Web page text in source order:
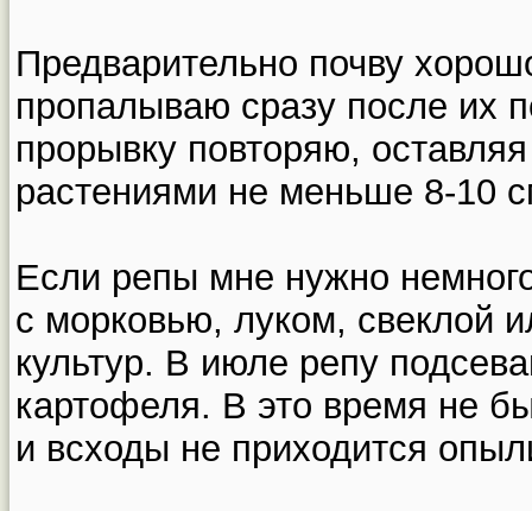
Предварительно почву
пропалываю сразу после их
прорывку повторяю,
растениями не меньше 8-10
Если репы мне нужно
с морковью, луком, свеклой
культур. В июле репу
картофеля. В это время не
и всходы не приходится